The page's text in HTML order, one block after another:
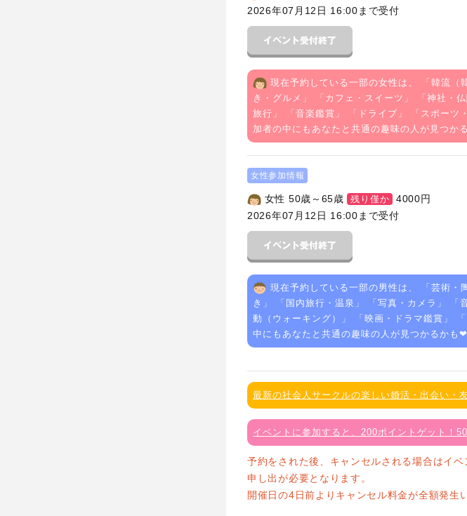
2026年07月12日 16:00まで受付
現在予約している一部の女性は、 「 韓流（
き・グルメ 」 「 カフェ・スイーツ 」 「 神社・仏
旅行 」 「 音楽鑑賞 」 「 ドライブ 」 「 スポーツ
加者の中にもあなたと共通の趣味の人が見つか
女性参加情報
女性 50歳～65歳 残り僅か 4000円
2026年07月12日 16:00まで受付
現在予約している一部の男性は、 「 芸術・
き 」 「 国内旅行・温泉 」 「 写真・カメラ 」 「
動（ウォーキング）
」 「 映画・ドラマ鑑賞 」 「
中にもあなたと共通の趣味の人が見つかるかも❤
最新の社会人サークルの楽しい婚活・出会い・
イベントに参加すると、200ポイントゲット！
予約をされた後、キャンセルされる場合はイ
申し出が必要となります。
開催日の4日前よりキャンセル料金が全額発生